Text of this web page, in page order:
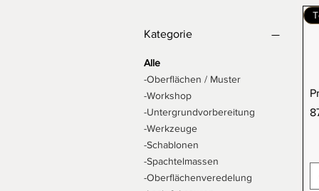
Kategorie
Alle
-Oberflächen / Muster
-Workshop
-Untergrundvorbereitung
-Werkzeuge
-Schablonen
-Spachtelmassen
-Oberflächenveredelung